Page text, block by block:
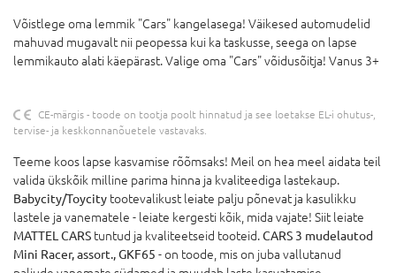
Võistlege oma lemmik "Cars" kangelasega! Väikesed automudelid
mahuvad mugavalt nii peopessa kui ka taskusse, seega on lapse
lemmikauto alati käepärast. Valige oma "Cars" võidusõitja! Vanus 3+
CE-märgis - toode on tootja poolt hinnatud ja see loetakse EL-i ohutus-,
tervise- ja keskkonnanõuetele vastavaks.
Teeme koos lapse kasvamise rõõmsaks! Meil on hea meel aidata teil
valida ükskõik milline parima hinna ja kvaliteediga lastekaup.
Babycity/Toycity tootevalikust leiate palju põnevat ja kasulikku
lastele ja vanematele - leiate kergesti kõik, mida vajate! Siit leiate
MATTEL CARS tuntud ja kvaliteetseid tooteid.CARS 3 mudelautod
Mini Racer, assort., GKF65 - on toode, mis on juba vallutanud